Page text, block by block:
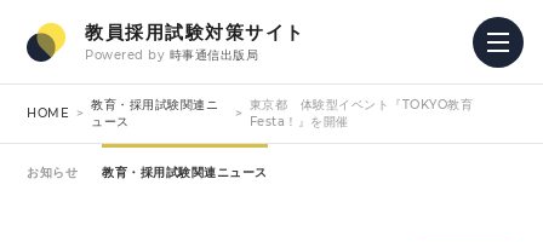
教員採用試験対策サイト
Powered by 時事通信出版局
HOME
教育・採用試験関連ニ
ュース
東京都 体験型イベント『TOKYO教育
Festa！』を開催
お知らせ 教育・採用試験関連ニュース